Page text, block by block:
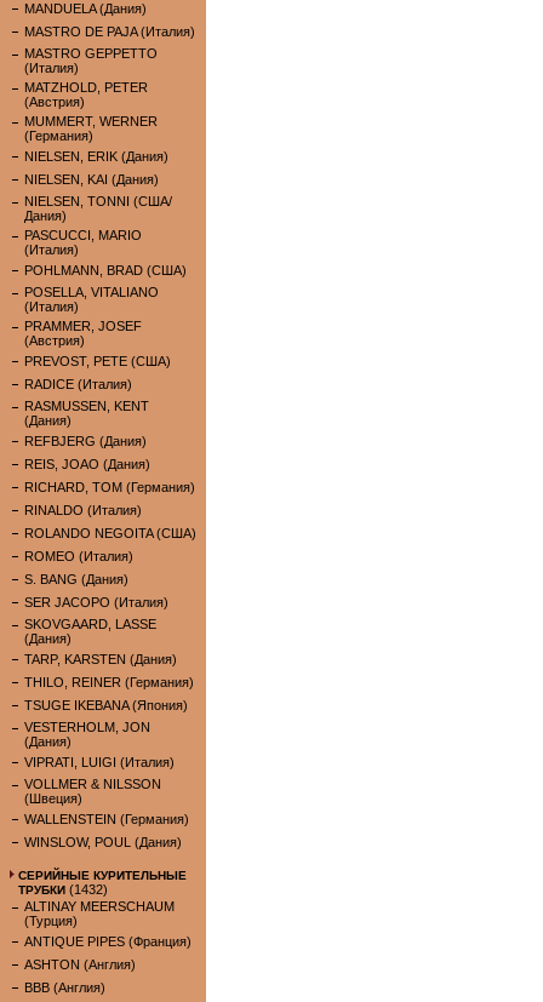
MANDUELA (Дания)
MASTRO DE PAJA (Италия)
MASTRO GEPPETTO
(Италия)
MATZHOLD, PETER
(Австрия)
MUMMERT, WERNER
(Германия)
NIELSEN, ERIK (Дания)
NIELSEN, KAI (Дания)
NIELSEN, TONNI (США/
Дания)
PASCUCCI, MARIO
(Италия)
POHLMANN, BRAD (США)
POSELLA, VITALIANO
(Италия)
PRAMMER, JOSEF
(Австрия)
PREVOST, PETE (США)
RADICE (Италия)
RASMUSSEN, KENT
(Дания)
REFBJERG (Дания)
REIS, JOAO (Дания)
RICHARD, TOM (Германия)
RINALDO (Италия)
ROLANDO NEGOITA (США)
ROMEO (Италия)
S. BANG (Дания)
SER JACOPO (Италия)
SKOVGAARD, LASSE
(Дания)
TARP, KARSTEN (Дания)
THILO, REINER (Германия)
TSUGE IKEBANA (Япония)
VESTERHOLM, JON
(Дания)
VIPRATI, LUIGI (Италия)
VOLLMER & NILSSON
(Швеция)
WALLENSTEIN (Германия)
WINSLOW, POUL (Дания)
СЕРИЙНЫЕ КУРИТЕЛЬНЫЕ
ТРУБКИ (1432)
ALTINAY MEERSCHAUM
(Турция)
ANTIQUE PIPES (Франция)
ASHTON (Англия)
BBB (Англия)